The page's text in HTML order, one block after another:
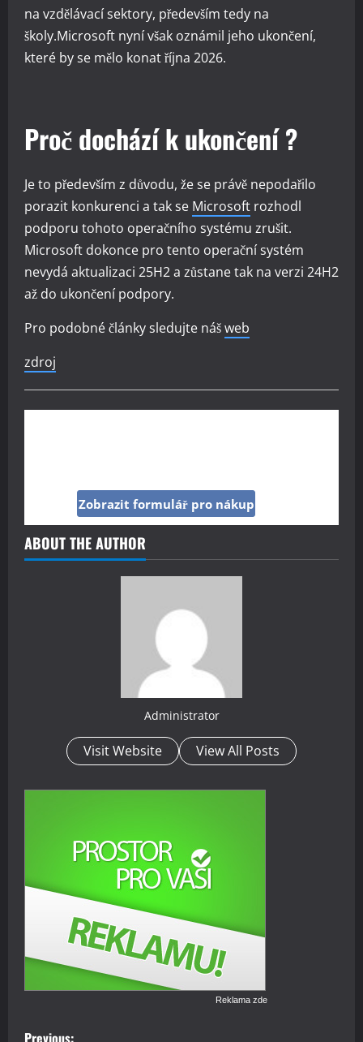
na vzdělávací sektory, především tedy na
školy.Microsoft nyní však oznámil jeho ukončení,
které by se mělo konat října 2026.
Proč dochází k ukončení ?
Je to především z důvodu, že se právě nepodařilo
porazit konkurenci a tak se Microsoft rozhodl
podporu tohoto operačního systému zrušit.
Microsoft dokonce pro tento operační systém
nevydá aktualizaci 25H2 a zůstane tak na verzi 24H2
až do ukončení podpory.
Pro podobné články sledujte nášweb
zdroj
Zobrazit formulář pro nákup
ABOUT THE AUTHOR
Administrator
Visit Website View All Posts
Reklama zde
P
Previous: